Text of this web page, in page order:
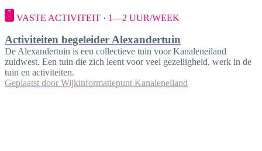
VASTE ACTIVITEIT · 1—2 UUR/WEEK
Activiteiten begeleider Alexandertuin
De Alexandertuin is een collectieve tuin voor Kanaleneiland
zuidwest. Een tuin die zich leent voor veel gezelligheid, werk in de
tuin en activiteiten.
Geplaatst door Wijkinformatiepunt Kanaleneiland